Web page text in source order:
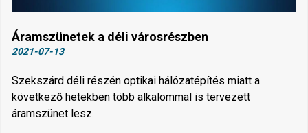
Áramszünetek a déli városrészben
2021-07-13
Szekszárd déli részén optikai hálózatépítés miatt a
következő hetekben több alkalommal is tervezett
áramszünet lesz.